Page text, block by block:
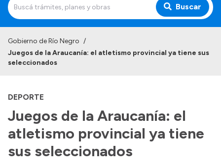
Buscar
Autoridades
Autoridades y Organismos
Discursos en la Legislatura
Casa de Gobierno
Acerca de Río Negro
Gobierno de Río Negro /
Juegos de la Araucanía: el atletismo provincial ya tiene sus
seleccionados
DEPORTE
Juegos de la Araucanía: el
atletismo provincial ya tiene
sus seleccionados